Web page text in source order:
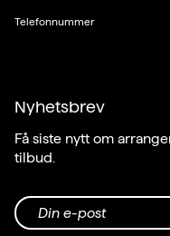
Telefonnummer
Nyhetsbrev
Få siste nytt om
tilbud.
Din e-post